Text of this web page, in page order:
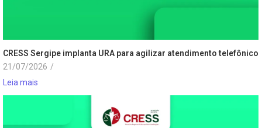
CRESS Sergipe implanta URA para agilizar atendimento telefônico
21/07/2026 /
Leia mais